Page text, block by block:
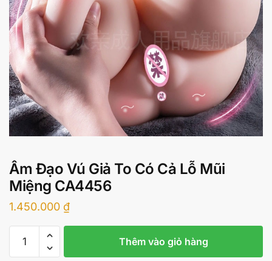
Âm Đạo Vú Giả To Có Cả Lỗ Mũi
Miệng CA4456
1.450.000 ₫
Đạo
Thêm vào giỏ hàng